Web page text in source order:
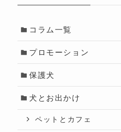
コラム一覧
プロモーション
保護犬
犬とお出かけ
ペットとカフェ